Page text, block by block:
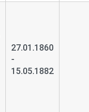
27.01.1860
-
15.05.1882